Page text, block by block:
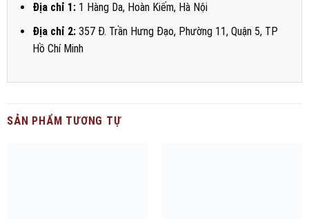
Địa chỉ 1:1 Hàng Da, Hoàn Kiếm, Hà Nội
Địa chỉ 2:357 Đ. Trần Hưng Đạo, Phường 11, Quận 5, TP
Hồ Chí Minh
SẢN PHẨM TƯƠNG TỰ